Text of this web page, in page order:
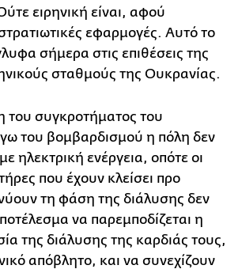
ειρηνική είναι, αφού
εφαρμογές. Αυτό το
σήμερα στις επιθέσεις της
σταθμούς της Ουκρανίας.
του συγκροτήματος του
του βομβαρδισμού η πόλη δεν
ηλεκτρική ενέργεια, οπότε οι
που έχουν κλείσει προ
τη φάση της διάλυσης δεν
να παρεμποδίζεται η
της διάλυσης της καρδιάς τους,
απόβλητο, και να συνεχίζουν